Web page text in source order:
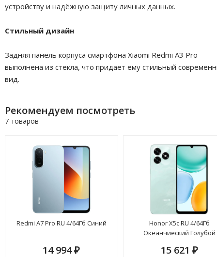
устройству и надёжную защиту личных данных.
Стильный дизайн
Задняя панель корпуса смартфона Xiaomi Redmi A3 Pro
выполнена из стекла, что придает ему стильный
вид.
Рекомендуем посмотреть
7 товаров
Redmi A7 Pro RU 4/64Гб Синий
14 994₽
Honor X5c RU 4/64Гб
Океанчиеский Голубой
15 621 ₽